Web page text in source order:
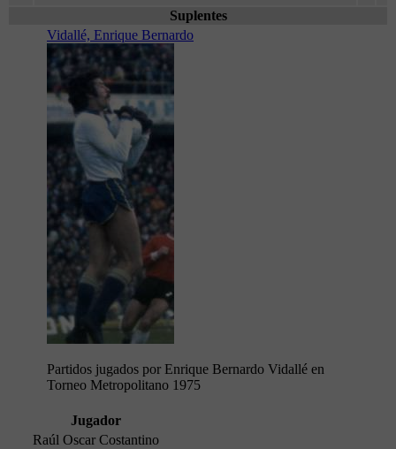
Suplentes
Vidallé, Enrique Bernardo
Partidos jugados por Enrique Bernardo Vidallé en
Torneo Metropolitano 1975
Jugador
Raúl Oscar Costantino